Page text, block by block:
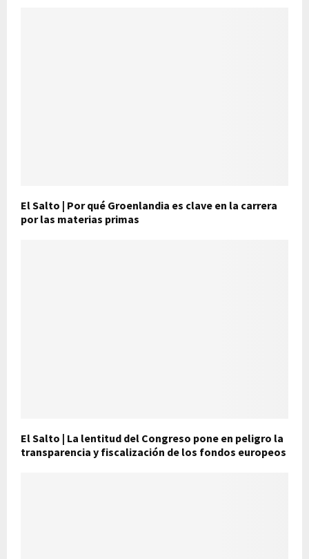
El Salto | Por qué Groenlandia es clave en la carrera
por las materias primas
El Salto | La lentitud del Congreso pone en peligro la
transparencia y fiscalización de los fondos europeos